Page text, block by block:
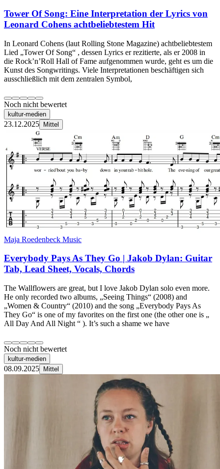
Tower Of Song: Eine Interpretation der Lyrics von
Leonard Cohens achtbeliebtestem Hit
In Leonard Cohens (laut Rolling Stone Magazine) achtbeliebtestem
Lied „Tower Of Song“ , dessen Lyrics er rezitierte, als er 2008 in
die Rock’n’Roll Hall of Fame aufgenommen wurde, geht es um die
Kunst des Songwritings. Viele Interpretationen beschäftigen sich
ausschließlich mit dem zentralen Symbol,
Noch nicht bewertet
kultur-medien
23.12.2025 Mittel
Maja Roedenbeck Music
Everybody Pays As They Go | Jakob Dylan: Guitar
Tab, Lead Sheet, Vocals, Chords
The Wallflowers are great, but I love Jakob Dylan solo even more.
He only recorded two albums, „Seeing Things“ (2008) and
„Women & Country“ (2010) and the song „Everybody Pays As
They Go“ is one of my favorites on the first one (the other one is „
All Day And All Night “ ). It’s such a shame we have
Noch nicht bewertet
kultur-medien
08.09.2025 Mittel